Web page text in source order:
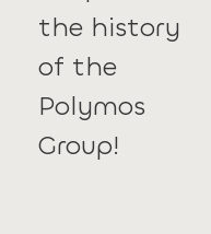
the history
of the
Polymos
Group!